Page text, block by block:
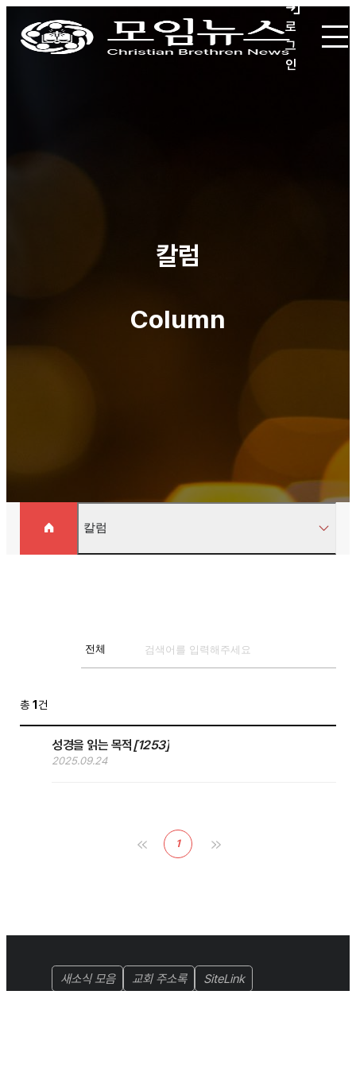
로
그
인
칼럼
Column
칼럼
총1건
성경을 읽는 목적[1253]
2025.09.24
1
새소식 모음 교회 주소록 SiteLink